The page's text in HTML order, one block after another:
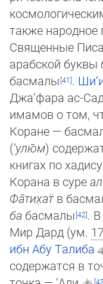
также народное
Свя­щен­ные
арабской буквы
басмалы
.
Джа‘фара ас-
имамов о том,
Коране —
(‘улю̄м)
книгах по
Корана в суре
Фа̄­ти­х̣ат̈в
ба басмалы
.
Мир Дард (ум.
ибн Абу Та­ли­ба
содержатся в